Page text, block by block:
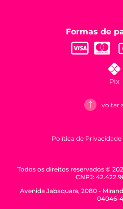
Formas de
voltar
Política de Privacidade
Todos os direitos reservados ©
CNPJ:
Avenida Jabaquara, 2080 -
04046-